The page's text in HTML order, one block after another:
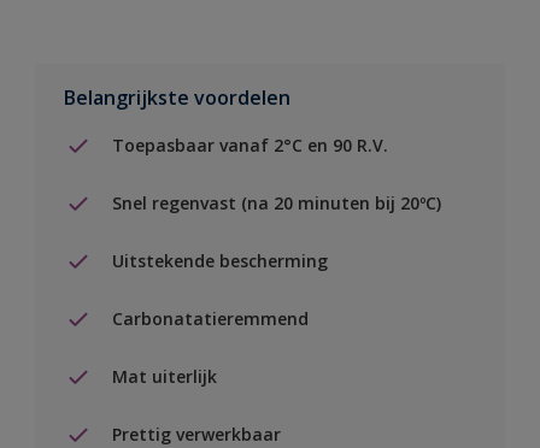
Belangrijkste voordelen
Toepasbaar vanaf 2°C en 90 R.V.
Snel regenvast (na 20 minuten bij 20ºC)
Uitstekende bescherming
Carbonatatieremmend
Mat uiterlijk
Prettig verwerkbaar